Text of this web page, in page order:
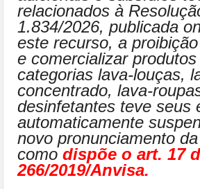
relacionados à
1.834/2026, publicada
este recurso, a
e comercializar
categorias lava-louças,
concentrado, lava-
desinfetantes teve seus
automaticamente
novo pronunciamento
comodispõe o art. 17
266/2019/Anvisa.